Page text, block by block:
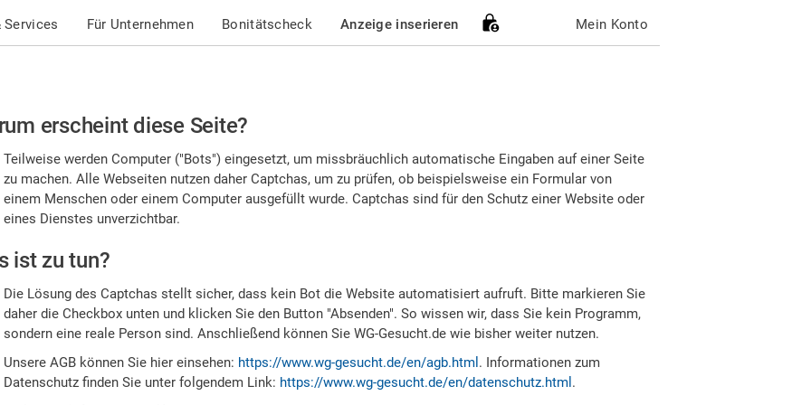
Services Für Unternehmen Bonitätscheck Anzeige inserieren Mein Konto
erscheint diese Seite?
Teilweise werden Computer ("Bots") eingesetzt, um missbräuchlich automatische Eingaben auf einer Seite
zu machen. Alle Webseiten nutzen daher Captchas, um zu prüfen, ob beispielsweise ein Formular von
einem Menschen oder einem Computer ausgefüllt wurde. Captchas sind für den Schutz einer Website oder
eines Dienstes unverzichtbar.
ist zu tun?
Die Lösung des Captchas stellt sicher, dass kein Bot die Website automatisiert aufruft. Bitte markieren Sie
daher die Checkbox unten und klicken Sie den Button "Absenden". So wissen wir, dass Sie kein Programm,
sondern eine reale Person sind. Anschließend können Sie WG-Gesucht.de wie bisher weiter nutzen.
Unsere AGB können Sie hier einsehen: https://www.wg-gesucht.de/en/agb.html . Informationen zum
Datenschutz finden Sie unter folgendem Link: https://www.wg-gesucht.de/en/datenschutz.html .